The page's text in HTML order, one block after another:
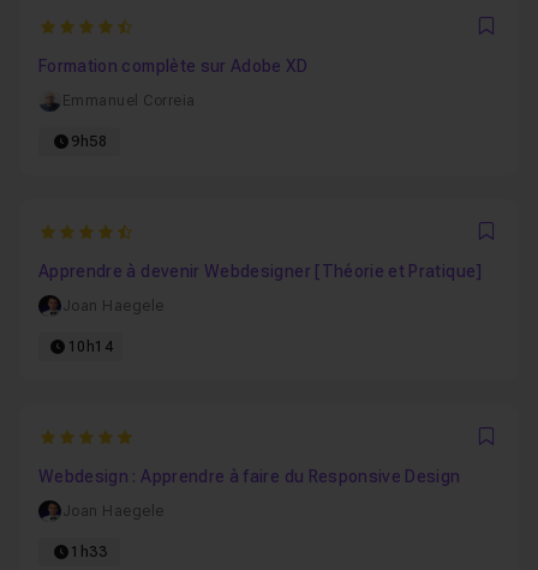
4.9375
Formation complète sur Adobe XD
Emmanuel Correia
9h58
4.7083333333333
Apprendre à devenir Webdesigner [Théorie et Pratique]
Joan Haegele
10h14
5
Webdesign : Apprendre à faire du Responsive Design
Joan Haegele
1h33